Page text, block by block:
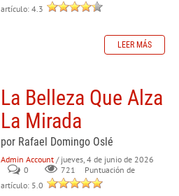
artículo: 4.3
LEER MÁS
La Belleza Que Alza
La Mirada
por Rafael Domingo Oslé
Admin Account / jueves, 4 de junio de 2026
0
721
Puntuación de
artículo: 5.0